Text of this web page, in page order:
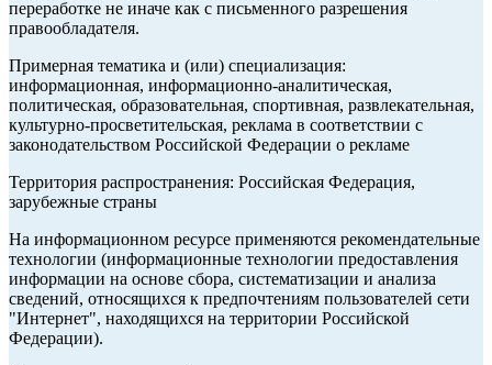
переработке не иначе как с письменного разрешения
правообладателя.
Примерная тематика и (или) специализация:
информационная, информационно-аналитическая,
политическая, образовательная, спортивная, развлекательная,
культурно-просветительская, реклама в соответствии с
законодательством Российской Федерации о рекламе
Территория распространения: Российская Федерация,
зарубежные страны
На информационном ресурсе применяются рекомендательные
технологии (информационные технологии предоставления
информации на основе сбора, систематизации и анализа
сведений, относящихся к предпочтениям пользователей сети
"Интернет", находящихся на территории Российской
Федерации).